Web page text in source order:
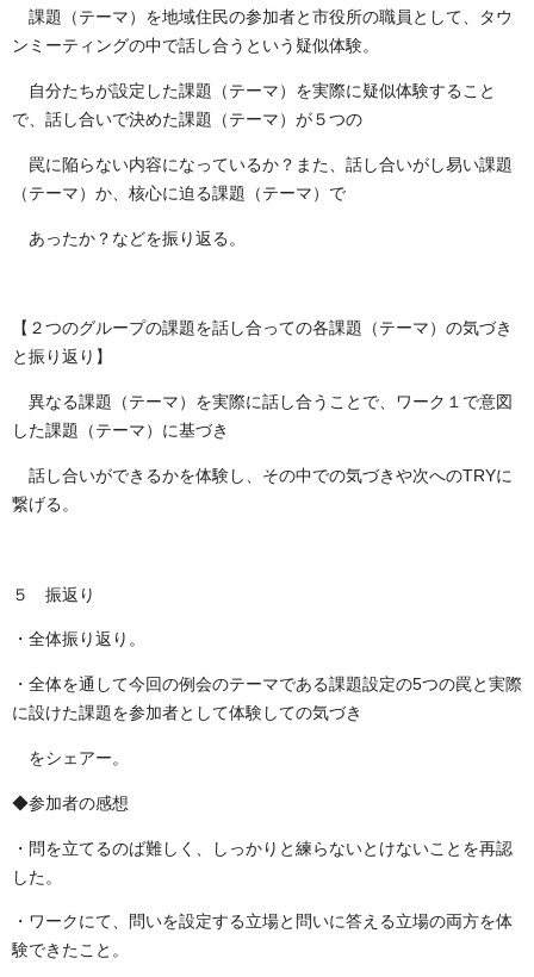
課題（テーマ）を地域住民の参加者と市役所の職員として、タウ
ンミーティングの中で話し合うという疑似体験。
自分たちが設定した課題（テーマ）を実際に疑似体験すること
で、話し合いで決めた課題（テーマ）が５つの
罠に陥らない内容になっているか？また、話し合いがし易い課題
（テーマ）か、核心に迫る課題（テーマ）で
あったか？などを振り返る。
【２つのグループの課題を話し合っての各課題（テーマ）の気づき
と振り返り】
異なる課題（テーマ）を実際に話し合うことで、ワーク１で意図
した課題（テーマ）に基づき
話し合いができるかを体験し、その中での気づきや次へのTRYに
繋げる。
５ 振返り
・全体振り返り。
・全体を通して今回の例会のテーマである課題設定の5つの罠と実際
に設けた課題を参加者として体験しての気づき
をシェアー。
◆参加者の感想
・問を立てるのば難しく、しっかりと練らないとけないことを再認
した。
・ワークにて、問いを設定する立場と問いに答える立場の両方を体
験できたこと。